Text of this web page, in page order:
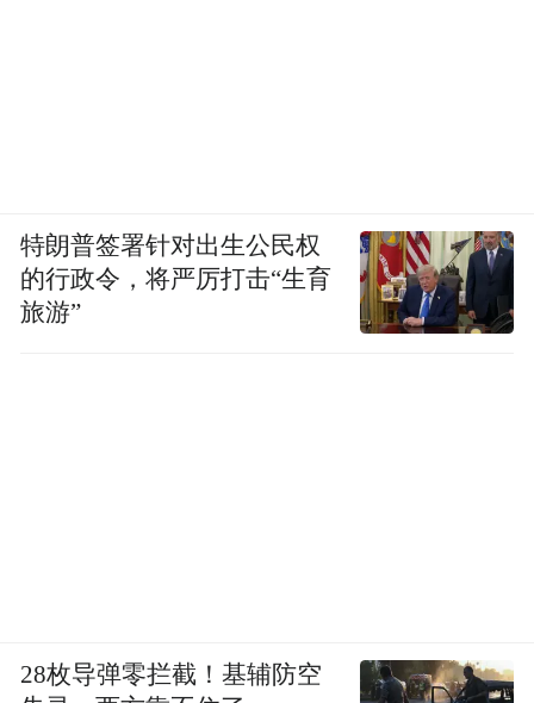
特朗普签署针对出生公民权
的行政令，将严厉打击“生育
旅游”
28枚导弹零拦截！基辅防空